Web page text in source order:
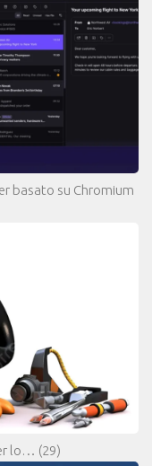
basato su Chromium
lo… (29)